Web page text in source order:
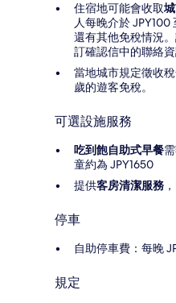
住宿地可能會收取
人每晚介於
還有其他免稅情況
訂確認信中的聯絡
當地城市規定徵收
歲的遊客免稅。
可選設施服務
吃到飽自助式早餐
童約為 JPY1650
提供客房清潔服務
停車
自助停車費：每晚
規定